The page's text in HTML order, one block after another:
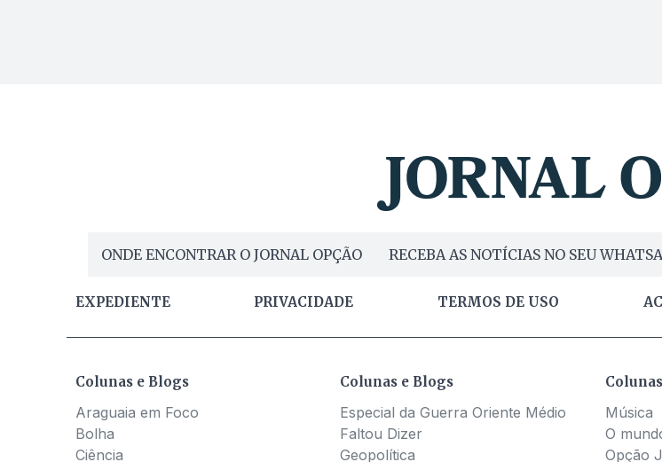
ONDE ENCONTRAR O JORNAL OPÇÃO RECEBA AS NOTÍCIAS NO SEU
EXPEDIENTE PRIVACIDADE TERMOS DE USO
Colunas e Blogs
Araguaia em Foco
Bolha
Ciência
Colunas e Blogs
Especial da Guerra Oriente Médio
Faltou Dizer
Geopolítica
Música
O
Opção